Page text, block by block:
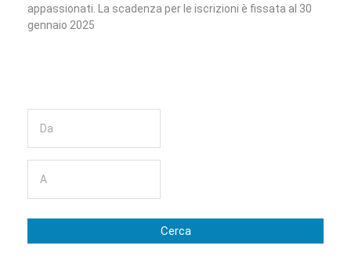
appassionati. La scadenza per le iscrizioni è fissata al 30
gennaio 2025
Cerca